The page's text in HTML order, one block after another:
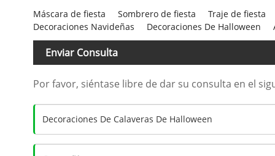
Máscara de fiesta Sombrero de fiesta
Traje de fiesta
Decoraciones Navideñas
Decoraciones De Halloween
Enviar Consulta
Por favor, siéntase libre de dar su consulta en el